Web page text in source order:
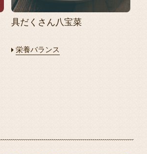
具だくさん八宝菜
栄養バランス